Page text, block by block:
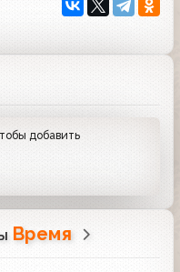
добавить
Время